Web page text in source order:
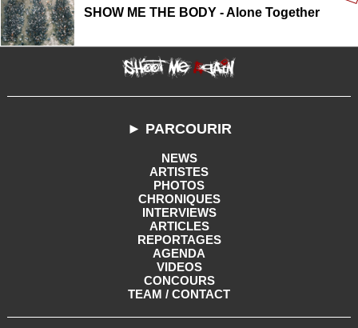
SHOW ME THE BODY - Alone Together
► PARCOURIR
NEWS
ARTISTES
PHOTOS
CHRONIQUES
INTERVIEWS
ARTICLES
REPORTAGES
AGENDA
VIDEOS
CONCOURS
TEAM / CONTACT